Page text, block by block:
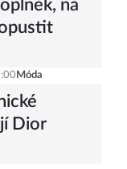
na
Móda
Dior